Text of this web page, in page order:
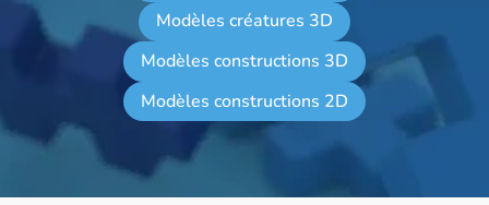
Modèles créatures 3D
Modèles constructions 3D
Modèles constructions 2D